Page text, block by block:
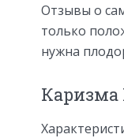
Отзывы о
только
нужна
Каризма